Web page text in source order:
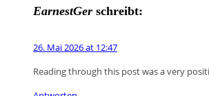
EarnestGer schreibt:
26. Mai 2026 at 12:47
Reading through this post was a very